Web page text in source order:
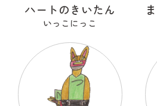
ハートのきいたん
いっこにっこ